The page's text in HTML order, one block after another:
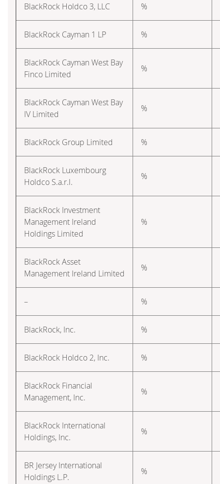
BlackRock Holdco 3, LLC %
BlackRock Cayman 1 LP %
BlackRock Cayman West Bay
Finco Limited
%
BlackRock Cayman West Bay
IV Limited
%
BlackRock Group Limited %
BlackRock Luxembourg
Holdco S.a.r.l.
%
BlackRock Investment
Management Ireland
Holdings Limited
%
BlackRock Asset
Management Ireland Limited
%
– %
BlackRock, Inc. %
BlackRock Holdco 2, Inc. %
BlackRock Financial
Management, Inc.
%
BlackRock International
Holdings, Inc.
%
BR Jersey International
Holdings L.P.
%